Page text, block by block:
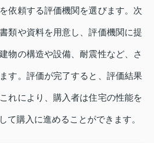
依頼する評価機関を選びます。次
類や資料を用意し、評価機関に提
物の構造や設備、耐震性など、さ
す。評価が完了すると、評価結果
れにより、購入者は住宅の性能を
て購入に進めることができます。